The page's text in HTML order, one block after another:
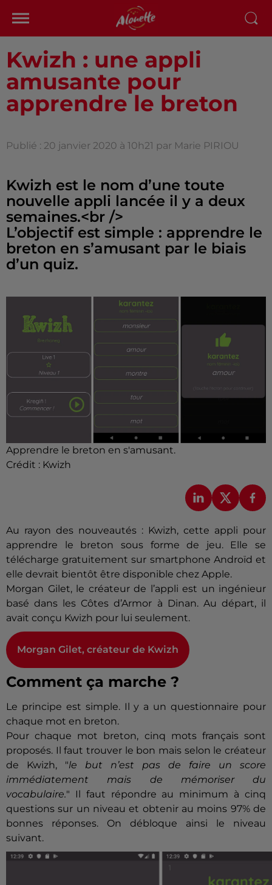
Kwizh : une appli
amusante pour
apprendre le breton
Publié : 20 janvier 2020 à 10h21 par Marie PIRIOU
Kwizh est le nom d’une toute
nouvelle appli lancée il y a deux
semaines.<br />
L’objectif est simple : apprendre le
breton en s’amusant par le biais
d’un quiz.
Apprendre le breton en s'amusant.
Crédit : Kwizh
Au rayon des nouveautés : Kwizh, cette appli pour
apprendre le breton sous forme de jeu. Elle se
télécharge gratuitement sur smartphone Androïd et
elle devrait bientôt être disponible chez Apple.
Morgan Gilet, le créateur de l’appli est un ingénieur
basé dans les Côtes d’Armor à Dinan. Au départ, il
avait conçu Kwizh pour lui seulement.
Morgan Gilet, créateur de Kwizh
Comment ça marche ?
Le principe est simple. Il y a un questionnaire pour
chaque mot en breton.
Pour chaque mot breton, cinq mots français sont
proposés. Il faut trouver le bon mais selon le créateur
de Kwizh, "le but n’est pas de faire un score
immédiatement mais de mémoriser du
vocabulaire." Il faut répondre au minimum à cinq
questions sur un niveau et obtenir au moins 97% de
bonnes réponses. On débloque ainsi le niveau
suivant.